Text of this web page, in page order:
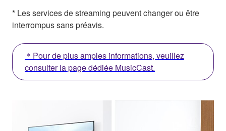
* Les services de streaming peuvent changer ou être
interrompus sans préavis.
＊Pour de plus amples informations, veuillez
consulter la page dédiée MusicCast.